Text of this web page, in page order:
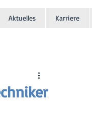
Aktuelles Karriere